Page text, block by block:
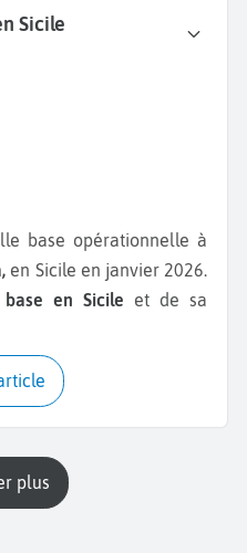
Sicile
base opérationnelle à
en Sicile en janvier 2026.
en Sicile et de sa
plus